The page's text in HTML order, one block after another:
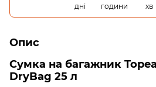
дні години хв
Опис
Сумка на багажник
DryBag 25 л